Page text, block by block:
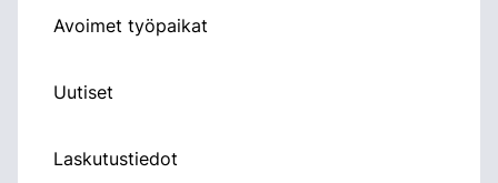
Avoimet työpaikat
Uutiset
Laskutustiedot